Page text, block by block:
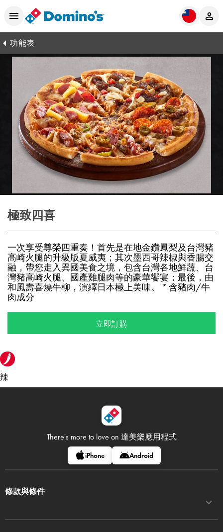
功能表
極致四喜
一次享受尊榮四重奏！首先是在地金鑽鳳梨及台灣豬
高崎火腿的升級版夏威夷；其次墨西哥辣椒與香腸交
融，帶您走入異國美食之境，包含台灣各地鮮蔬、台
灣豬高崎火腿、國產雞腿肉等的豪華饗宴；最後，由
和風壽喜燒牛柳，演繹日本極上美味。 * 含豬肉/牛
肉成分
立即訂購
辣
There's more to love on 達美樂應用程式
iPhone Android
條款與條件